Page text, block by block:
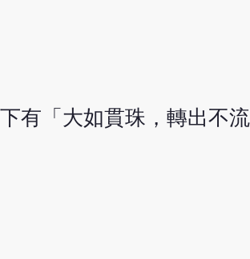
有「大如貫珠，轉出不